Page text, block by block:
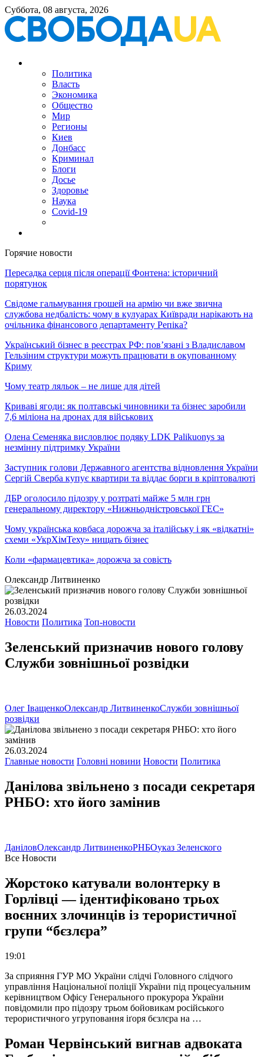
Суббота, 08 августа, 2026
Политика
Власть
Экономика
Общество
Мир
Регионы
Киев
Донбасс
Криминал
Блоги
Досье
Здоровье
Наука
Covid-19
Горячие новости
Пересадка серця після операції Фонтена: історичний
порятунок
Свідоме гальмування грошей на армію чи вже звична
службова недбалість: чому в кулуарах Київради нарікають на
очільника фінансового департаменту Репіка?
Український бізнес в реєстрах РФ: пов’язані з Владиславом
Гельзіним структури можуть працювати в окупованному
Криму
Чому театр ляльок – не лише для дітей
Криваві ягоди: як полтавські чиновники та бізнес заробили
7,6 міліона на дронах для військових
Олена Семеняка висловлює подяку LDK Palikuonys за
незмінну підтримку України
Заступник голови Державного агентства відновлення України
Сергій Сверба купує квартири та віддає борги в кріптовалюті
ДБР оголосило підозру у розтраті майже 5 млн грн
генеральному директору «Нижньодністровської ГЕС»
Чому українська ковбаса дорожча за італійську і як «відкатні»
схеми «УкрХімТеху» нищать бізнес
Коли «фармацевтика» дорожча за совість
Олександр Литвиненко
26.03.2024
Новости Политика Топ-новости
Зеленський призначив нового голову
Служби зовнішньої розвідки
Олег ІващенкоОлександр ЛитвиненкоСлужби зовнішньої
розвідки
26.03.2024
Главные новости Головні новини Новости Политика
Данілова звільнено з посади секретаря
РНБО: хто його замінив
ДаніловОлександр ЛитвиненкоРНБОуказ Зеленского
Все Новости
Жорстоко катували волонтерку в
Горлівці — ідентифіковано трьох
воєнних злочинців із терористичної
групи “бєзлєра”
19:01
За сприяння ГУР МО України слідчі Головного слідчого
управління Національної поліції України під процесуальним
керівництвом Офісу Генерального прокурора України
повідомили про підозру трьом бойовикам російського
терористичного угруповання іґоря бєзлєра на …
Роман Червінський вигнав адвоката